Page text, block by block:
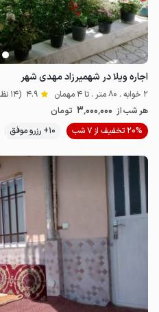
3میلیون ت
اجاره ویلا در شهمیرزاد مهدی شهر
2 خوابه . 80 متر . تا 4 مهمان 4.9 (14 نظر)
هر شب از 3٬000٬000 تومان
20% تخفیف از 7 شب
10+ رزرو موفق